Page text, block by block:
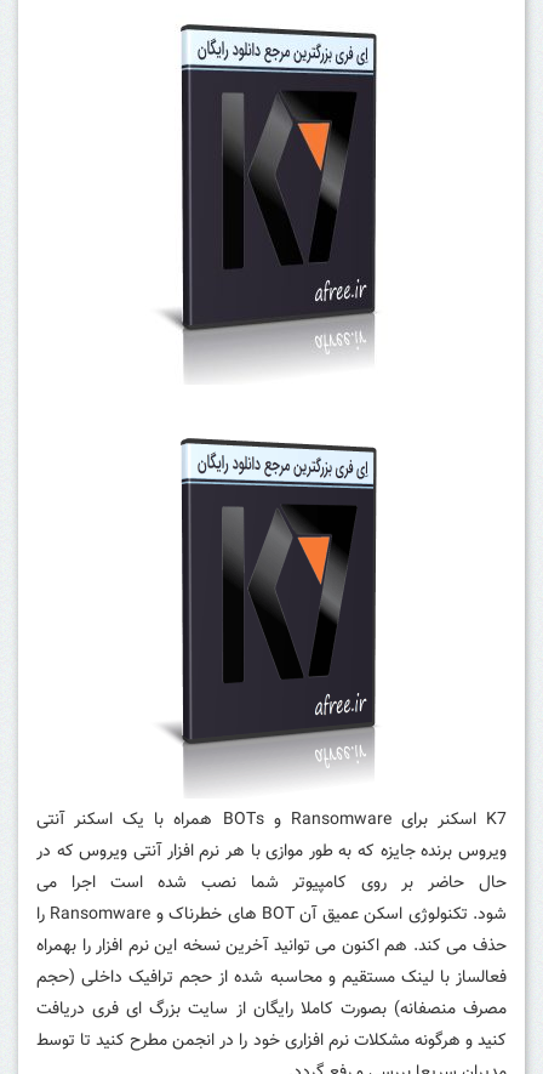
K7 اسکنر برای Ransomware و BOTs همراه با یک اسکنر آنتی
ویروس برنده جایزه که به طور موازی با هر نرم افزار آنتی ویروس که در
حال حاضر بر روی کامپیوتر شما نصب شده است اجرا می
شود.
تکنولوژی اسکن عمیق آن BOT های خطرناک و Ransomware را
حذف می کند. هم اکنون می توانید آخرین نسخه این نرم افزار را بهمراه
فعالساز با لینک مستقیم و محاسبه شده از حجم ترافیک داخلی (حجم
مصرف منصفانه) بصورت کاملا رایگان از سایت بزرگ ای فری دریافت
کنید و هرگونه مشکلات نرم افزاری خود را در انجمن مطرح کنید تا توسط